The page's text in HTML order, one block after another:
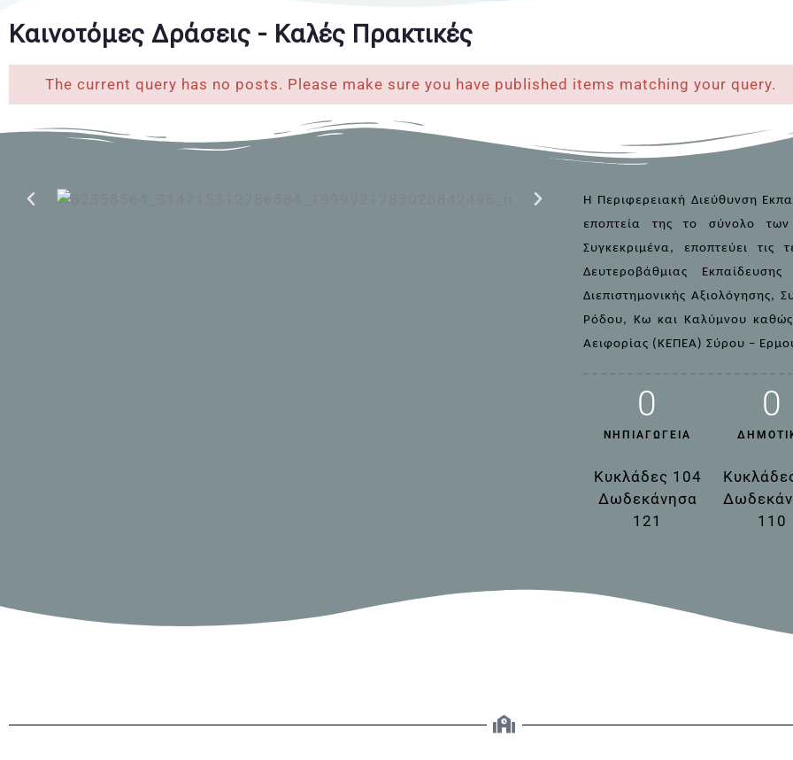
Καινοτόμες Δράσεις - Καλές Πρακτικές
The current query has no posts. Please make sure you have published items matching your query.
Η Περιφερειακή Διεύθυνση
εποπτεία της το σύνολο των
Συγκεκριμένα, εποπτεύει τις
Δευτεροβάθμιας
Διεπιστημονικής Αξιολόγησης,
Ρόδου, Κω και Καλύμνου καθώς
Αειφορίας (ΚΕΠΕΑ) Σύρου –
ΝΗΠΙΑΓΩΓΕΊΑ
0
Κυκλάδες 104
Δωδεκάνησα
121
0
110